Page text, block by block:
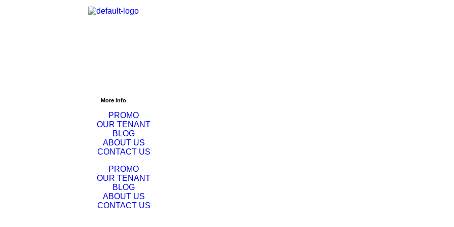
More Info
PROMO
OUR TENANT
BLOG
ABOUT US
CONTACT US
PROMO
OUR TENANT
BLOG
ABOUT US
CONTACT US